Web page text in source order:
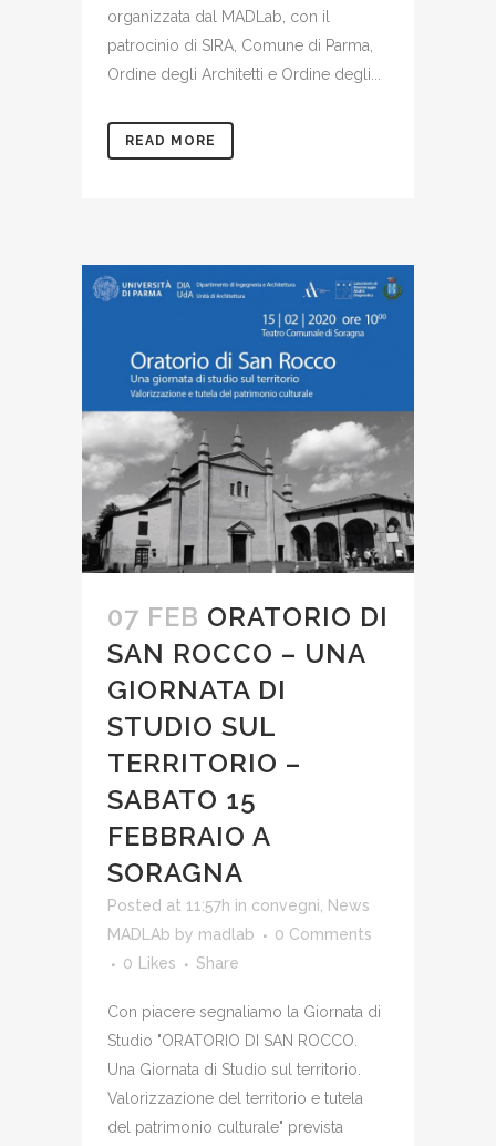
organizzata dal MADLab, con il
patrocinio di SIRA, Comune di Parma,
Ordine degli Architetti e Ordine degli...
READ MORE
07 FEB ORATORIO DI
SAN ROCCO – UNA
GIORNATA DI
STUDIO SUL
TERRITORIO –
SABATO 15
FEBBRAIO A
SORAGNA
Posted at 11:57h in convegni
News
MADLAb by madlab
0 Comments
0
Likes Share
Con piacere segnaliamo la Giornata di
Studio "ORATORIO DI SAN ROCCO.
Una Giornata di Studio sul territorio.
Valorizzazione del territorio e tutela
del patrimonio culturale" prevista